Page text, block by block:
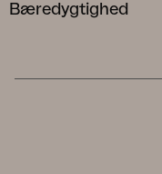
Bæredygtighed